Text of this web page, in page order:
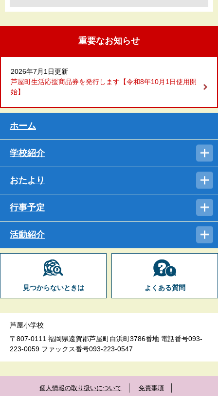
重要なお知らせ
2026年7月1日更新
芦屋町生活応援商品券を発行します【令和8年10月1日使用開
始】
ホーム
学校紹介
おたより
行事予定
活動紹介
見つからないときは よくある質問
芦屋小学校
〒807-0111 福岡県遠賀郡芦屋町白浜町3786番地 電話番号093-
223-0059 ファックス番号093-223-0547
個人情報の取り扱いについて 免責事項